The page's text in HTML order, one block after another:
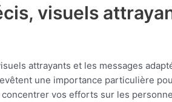
visuels
attrayants et les messages
une importance particulière
vos efforts sur les